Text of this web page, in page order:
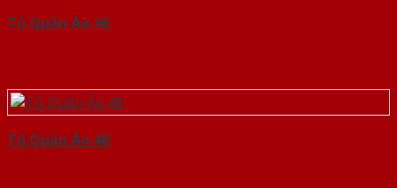
Tủ Quần Áo 46
Tủ Quần Áo 48